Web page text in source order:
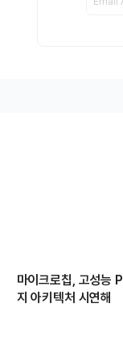
마이크로칩, 고성
지 아키텍처 시연해